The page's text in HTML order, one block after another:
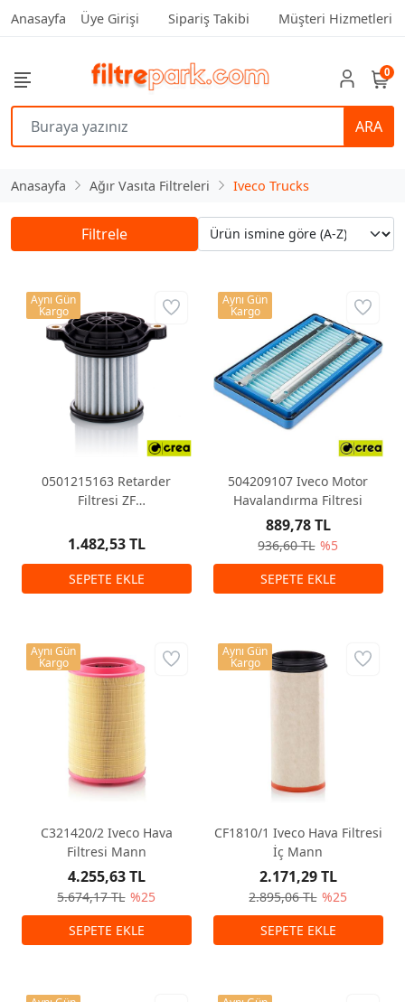
Anasayfa Üye Girişi Sipariş Takibi Müşteri Hizmetleri
ARA
0
Anasayfa Ağır Vasıta Filtreleri Iveco Trucks
Filtrele
0501215163 Retarder
Filtresi ZF
1.482,53 TL
Aynı Gün
Kargo
504209107 Iveco Motor
Havalandırma Filtresi
936,60 TL %5
889,78 TL
Aynı Gün
Kargo
C321420/2 Iveco Hava
Filtresi Mann
5.674,17 TL %25
4.255,63 TL
Aynı Gün
Kargo
CF1810/1 Iveco Hava Filtresi
İç Mann
2.895,06 TL %25
2.171,29 TL
Aynı Gün
Kargo